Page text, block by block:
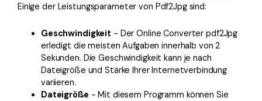
Einige der Leistungsparameter von Pdf2Jpg sind:
Geschwindigkeit - Der Online Converter pdf2Jpg
erledigt die meisten Aufgaben innerhalb von 2
Sekunden. Die Geschwindigkeit kann je nach
Dateigröße und Stärke Ihrer Internetverbindung
variieren.
Dateigröße - Mit diesem Programm können Sie